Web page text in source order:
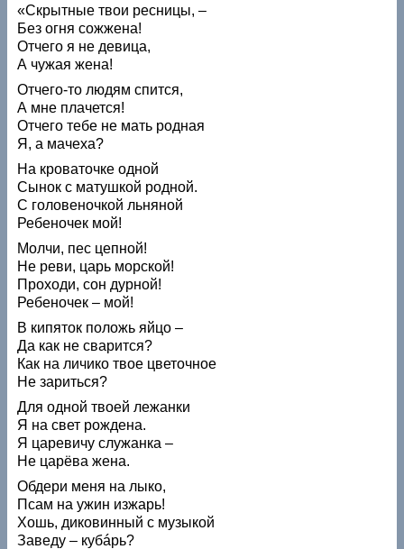
«Скрытные твои ресницы, –
Без огня сожжена!
Отчего я не девица,
А чужая жена!
Отчего-то людям спится,
А мне плачется!
Отчего тебе не мать родная
Я, а мачеха?
На кроваточке одной
Сынок с матушкой родной.
С головеночкой льняной
Ребеночек мой!
Молчи, пес цепной!
Не реви, царь морской!
Проходи, сон дурной!
Ребеночек – мой!
В кипяток положь яйцо –
Да как не сварится?
Как на личико твое цветочное
Не зариться?
Для одной твоей лежанки
Я на свет рождена.
Я царевичу служанка –
Не царёва жена.
Обдери меня на лыко,
Псам на ужин изжарь!
Хошь, диковинный с музыкой
Заведу – кубáрь?